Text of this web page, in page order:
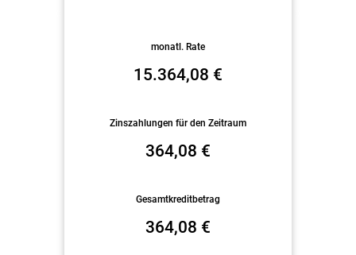
monatl. Rate
15.364,08 €
Zinszahlungen für den Zeitraum
364,08 €
Gesamtkreditbetrag
364,08 €